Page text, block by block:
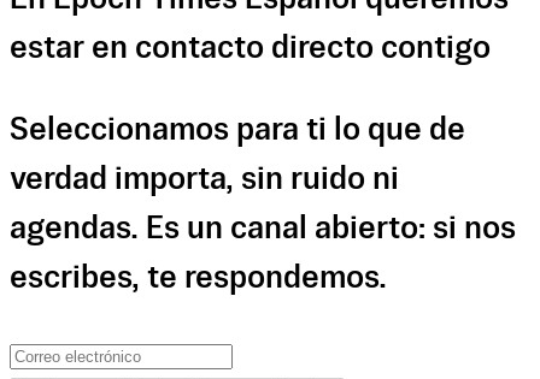
estar en contacto directo contigo
Seleccionamos para ti lo que de
verdad importa, sin ruido ni
agendas. Es un canal abierto: si nos
escribes, te respondemos.